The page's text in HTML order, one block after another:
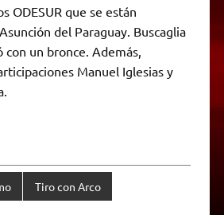
n
d
y
ODESUR que se están
del Paraguay. Buscaglia
un bronce. Además,
Manuel Iglesias y
Tiro con Arco